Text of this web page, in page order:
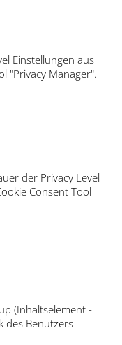
Einstellungen aus
"Privacy Manager".
der Privacy Level
Consent Tool
(Inhaltselement -
des Benutzers